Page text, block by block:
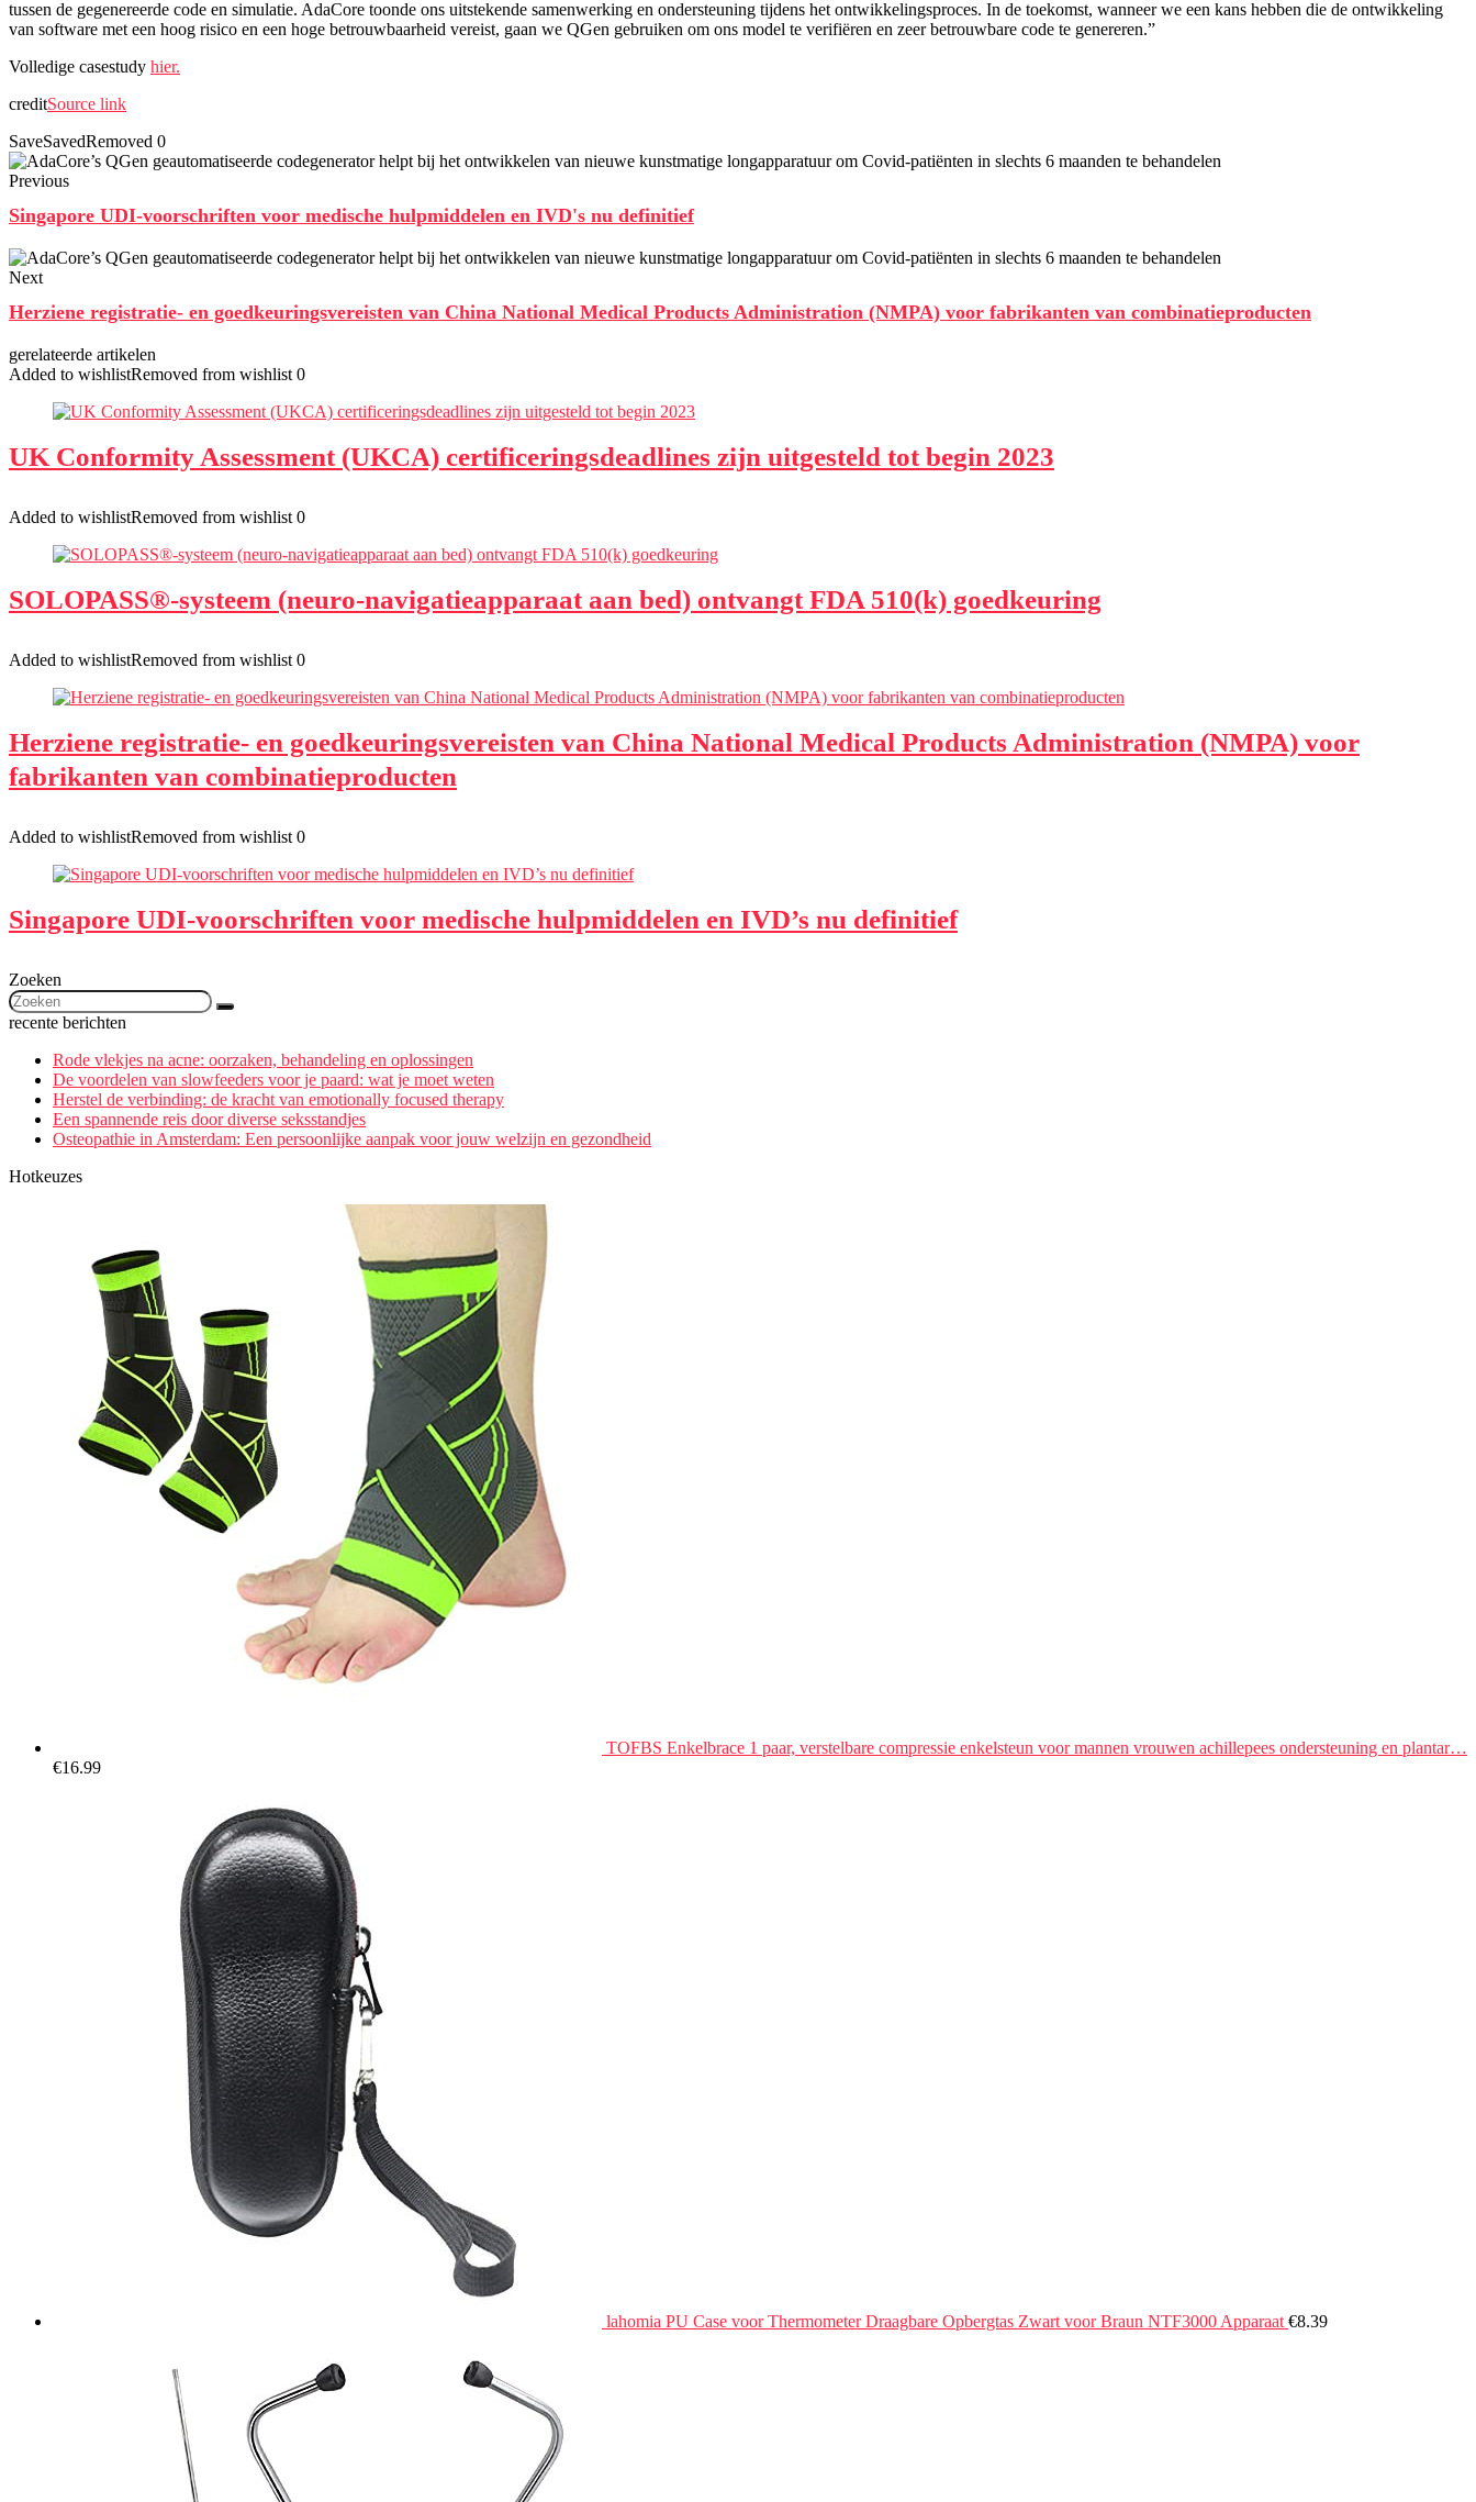
tussen de gegenereerde code en simulatie. AdaCore toonde ons uitstekende samenwerking en ondersteuning tijdens het ontwikkelingsproces. In de toekomst, wanneer we een kans hebben die de ontwikkeling
van software met een hoog risico en een hoge betrouwbaarheid vereist, gaan we QGen gebruiken om ons model te verifiëren en zeer betrouwbare code te genereren.”
Volledige casestudy hier.
creditSource link
SaveSavedRemoved 0
Previous
Singapore UDI-voorschriften voor medische hulpmiddelen en IVD's nu definitief
Next
Herziene registratie- en goedkeuringsvereisten van China National Medical Products Administration (NMPA) voor fabrikanten van combinatieproducten
gerelateerde artikelen
Added to wishlistRemoved from wishlist 0
UK Conformity Assessment (UKCA) certificeringsdeadlines zijn uitgesteld tot begin 2023
Added to wishlistRemoved from wishlist 0
SOLOPASS®-systeem (neuro-navigatieapparaat aan bed) ontvangt FDA 510(k) goedkeuring
Added to wishlistRemoved from wishlist 0
Herziene registratie- en goedkeuringsvereisten van China National Medical Products Administration (NMPA) voor
fabrikanten van combinatieproducten
Added to wishlistRemoved from wishlist 0
Singapore UDI-voorschriften voor medische hulpmiddelen en IVD’s nu definitief
Zoeken
recente berichten
Rode vlekjes na acne: oorzaken, behandeling en oplossingen
De voordelen van slowfeeders voor je paard: wat je moet weten
Herstel de verbinding: de kracht van emotionally focused therapy
Een spannende reis door diverse seksstandjes
Osteopathie in Amsterdam: Een persoonlijke aanpak voor jouw welzijn en gezondheid
Hotkeuzes
TOFBS Enkelbrace 1 paar, verstelbare compressie enkelsteun voor mannen vrouwen achillepees ondersteuning en plantar…
€16.99
lahomia PU Case voor Thermometer Draagbare Opbergtas Zwart voor Braun NTF3000 Apparaat €8.39